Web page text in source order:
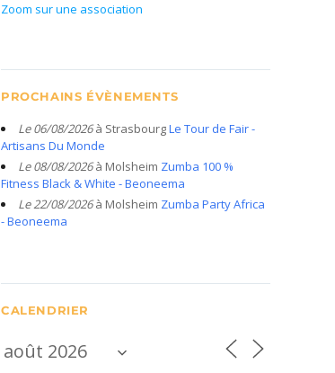
Zoom sur une association
PROCHAINS ÉVÈNEMENTS
Le 06/08/2026à StrasbourgLe Tour de Fair -
Artisans Du Monde
Le 08/08/2026à Molsheim Zumba 100 %
Fitness Black & White - Beoneema
Le 22/08/2026à Molsheim Zumba Party Africa
- Beoneema
CALENDRIER